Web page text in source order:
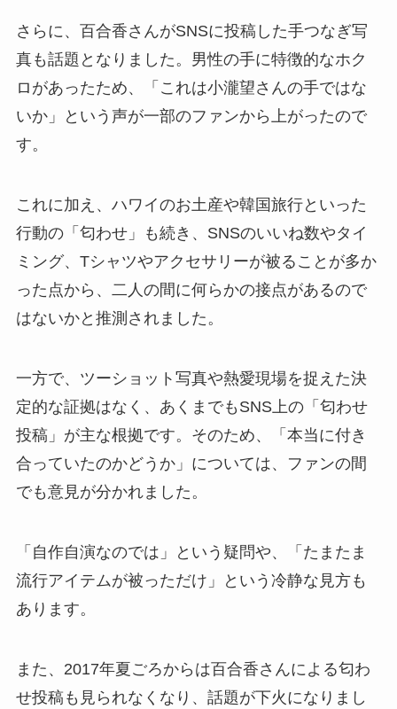
さらに、百合香さんがSNSに投稿した手つなぎ写
真も話題となりました。男性の手に特徴的なホク
ロがあったため、「これは小瀧望さんの手ではな
いか」という声が一部のファンから上がったので
す。
これに加え、ハワイのお土産や韓国旅行といった
行動の「匂わせ」も続き、SNSのいいね数やタイ
ミング、Tシャツやアクセサリーが被ることが多か
った点から、二人の間に何らかの接点があるので
はないかと推測されました。
一方で、ツーショット写真や熱愛現場を捉えた決
定的な証拠はなく、あくまでもSNS上の「匂わせ
投稿」が主な根拠です。そのため、「本当に付き
合っていたのかどうか」については、ファンの間
でも意見が分かれました。
「自作自演なのでは」という疑問や、「たまたま
流行アイテムが被っただけ」という冷静な見方も
あります。
また、2017年夏ごろからは百合香さんによる匂わ
せ投稿も見られなくなり、話題が下火になりまし